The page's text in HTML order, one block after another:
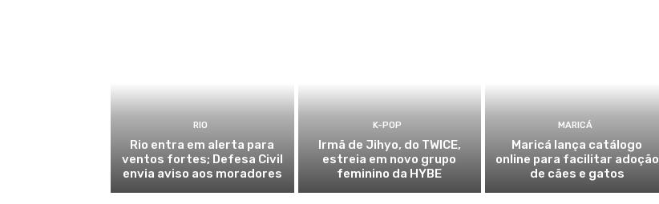
RIO
Rio entra em alerta para
ventos fortes; Defesa Civil
envia aviso aos moradores
K-POP
Irmã de Jihyo, do TWICE,
estreia em novo grupo
feminino da HYBE
MARICÁ
Maricá lança catálogo
online para facilitar adoção
de cães e gatos